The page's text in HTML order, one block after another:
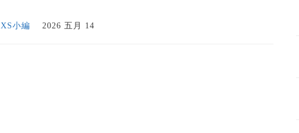
XS小編 2026 五月 14